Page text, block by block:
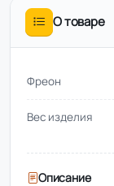
О товаре
Фреон
Вес изделия
Описание